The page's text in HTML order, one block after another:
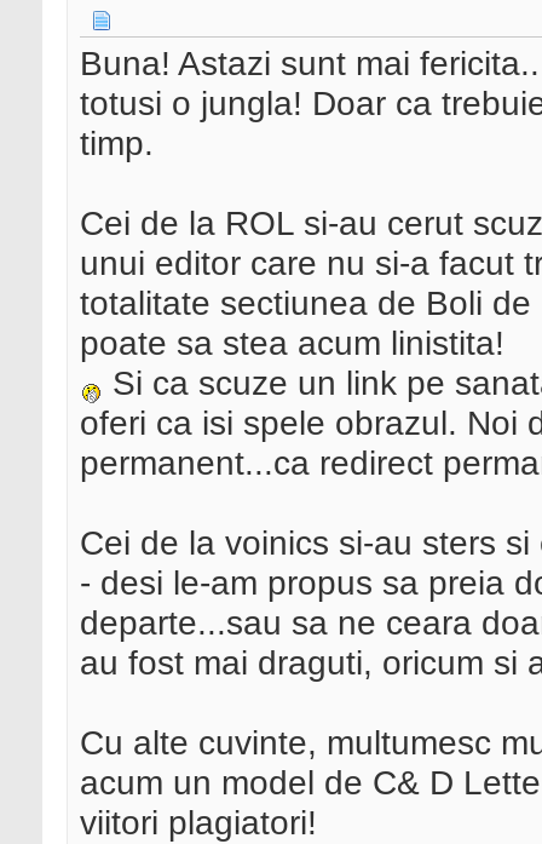
Buna! Astazi sunt mai
totusi o jungla! Doar ca
timp.
Cei de la ROL si-au cerut
unui editor care nu si-a facut
totalitate sectiunea de Boli
poate sa stea acum linistita!
Si ca scuze un link pe
oferi ca isi spele obrazul. Noi
permanent...ca redirect
Cei de la voinics si-au sters
- desi le-am propus sa preia
departe...sau sa ne ceara
au fost mai draguti, oricum si
Cu alte cuvinte, multumesc
acum un model de C& D
viitori plagiatori!